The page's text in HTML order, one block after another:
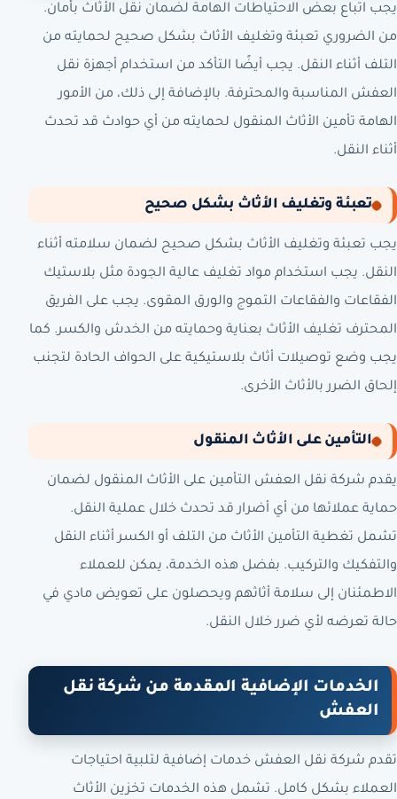
يجب اتباع بعض الاحتياطات الهامة لضمان نقل الأثاث بأمان.
من الضروري تعبئة وتغليف الأثاث بشكل صحيح لحمايته من
التلف أثناء النقل. يجب أيضًا التأكد من استخدام أجهزة نقل
العفش المناسبة والمحترفة. بالإضافة إلى ذلك، من الأمور
الهامة تأمين الأثاث المنقول لحمايته من أي حوادث قد تحدث
أثناء النقل.
تعبئة وتغليف الأثاث بشكل صحيح
يجب تعبئة وتغليف الأثاث بشكل صحيح لضمان سلامته أثناء
النقل. يجب استخدام مواد تغليف عالية الجودة مثل بلاستيك
الفقاعات والفقاعات التموج والورق المقوى. يجب على الفريق
المحترف تغليف الأثاث بعناية وحمايته من الخدش والكسر. كما
يجب وضع توصيلات أثاث بلاستيكية على الحواف الحادة لتجنب
إلحاق الضرر بالأثاث الأخرى.
التأمين على الأثاث المنقول
يقدم شركة نقل العفش التأمين على الأثاث المنقول لضمان
حماية عملائها من أي أضرار قد تحدث خلال عملية النقل.
تشمل تغطية التأمين الأثاث من التلف أو الكسر أثناء النقل
والتفكيك والتركيب. بفضل هذه الخدمة، يمكن للعملاء
الاطمئنان إلى سلامة أثاثهم ويحصلون على تعويض مادي في
حالة تعرضه لأي ضرر خلال النقل.
الخدمات الإضافية المقدمة من شركة نقل
العفش
تقدم شركة نقل العفش خدمات إضافية لتلبية احتياجات
العملاء بشكل كامل. تشمل هذه الخدمات تخزين الأثاث